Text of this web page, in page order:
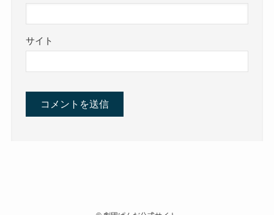
サイト